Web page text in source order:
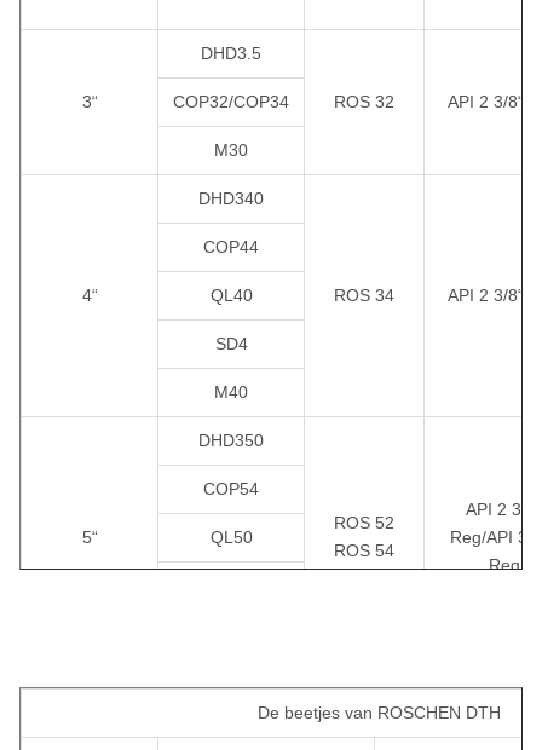
3“
DHD3.5
ROS 32 API 2 3/8“
COP32/COP34
M30
4“
DHD340
ROS 34 API 2 3/8“
COP44
QL40
SD4
M40
5“
DHD350
ROS 52
ROS 54
API 2 3/8
Reg/API 3
Reg.
COP54
QL50
De beetjes van ROSCHEN DTH